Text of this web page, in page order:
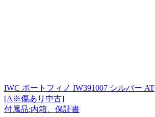
IWC ポートフィノ IW391007 シルバー AT
[A※傷あり中古]
付属品:内箱、保証書